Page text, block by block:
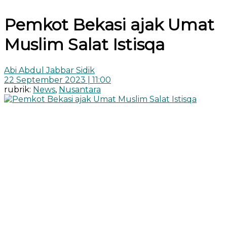
Pemkot Bekasi ajak Umat
Muslim Salat Istisqa
Abi Abdul Jabbar Sidik
22 September 2023 | 11:00
rubrik: News, Nusantara